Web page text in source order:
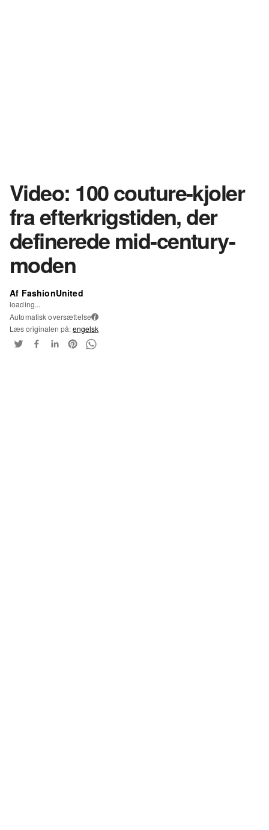
Video: 100 couture-kjoler
fra efterkrigstiden, der
definerede mid-century-
moden
Af FashionUnited
loading...
Automatisk oversættelse i
Læs originalen på:engelsk